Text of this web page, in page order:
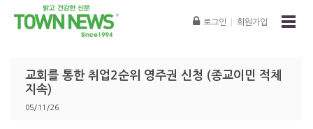
로그인 회원가입
교회를 통한 취업2순위 영주권 신청 (종교이민 적체
지속)
05/11/26